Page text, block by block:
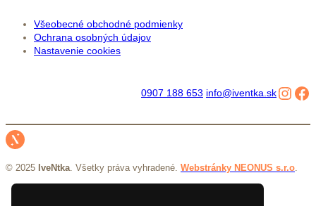
Všeobecné obchodné podmienky
Ochrana osobných údajov
Nastavenie cookies
0907 188 653 info@iventka.sk
© 2025 IveNtka . Všetky práva vyhradené. Webstránky NEONUS s.r.o